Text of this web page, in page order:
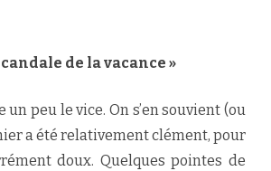
de la vacance »
un peu le vice. On s’en souvient (ou
a été relativement clément, pour
doux. Quelques pointes de